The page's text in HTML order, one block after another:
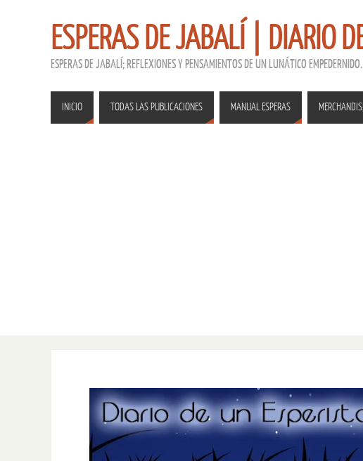
ESPERAS DE JABALÍ | DIARIO
ESPERAS DE JABALÍ; REFLEXIONES Y PENSAMIENTOS DE UN LUNÁTICO
INICIO TODAS LAS PUBLICACIONES MANUAL ESPERAS